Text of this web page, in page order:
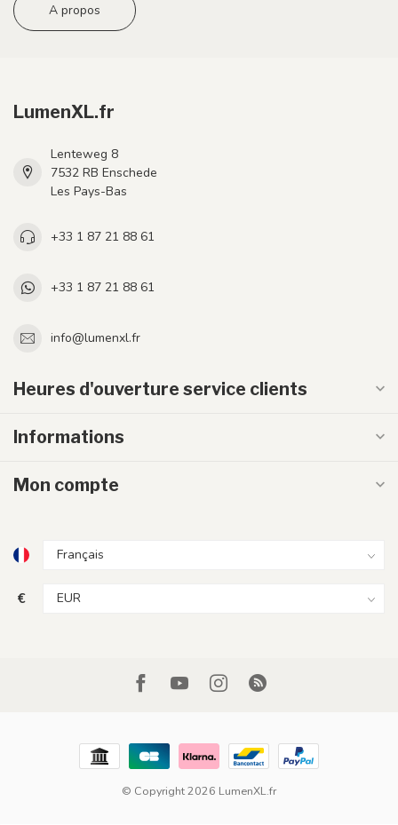
A propos
LumenXL.fr
Lenteweg 8
7532 RB Enschede
Les Pays-Bas
+33 1 87 21 88 61
+33 1 87 21 88 61
info@lumenxl.fr
Heures d'ouverture service clients
Informations
Mon compte
€
© Copyright 2026 LumenXL.fr